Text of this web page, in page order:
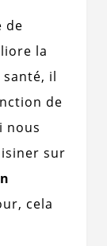
de
la
il
de
nous
sur
cela